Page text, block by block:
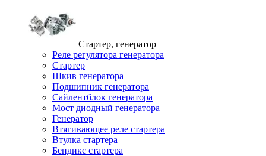
Стартер, генератор
Реле регулятора генератора
Стартер
Шкив генератора
Подшипник генератора
Сайлентблок генератора
Мост диодный генератора
Генератор
Втягивающее реле стартера
Втулка стартера
Бендикс стартера